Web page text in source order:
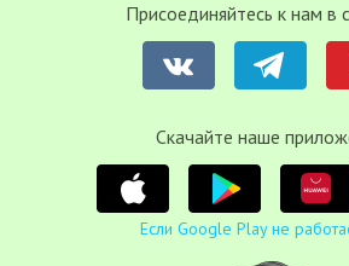
Присоединяйтесь к нам в
Cкачайте наше
Если Google Play не